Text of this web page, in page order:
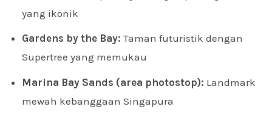
yang ikonik
Gardens by the Bay: Taman futuristik dengan
Supertree yang memukau
Marina Bay Sands (area photostop): Landmark
mewah kebanggaan Singapura